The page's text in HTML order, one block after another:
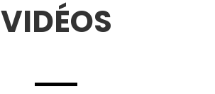
VIDÉOS